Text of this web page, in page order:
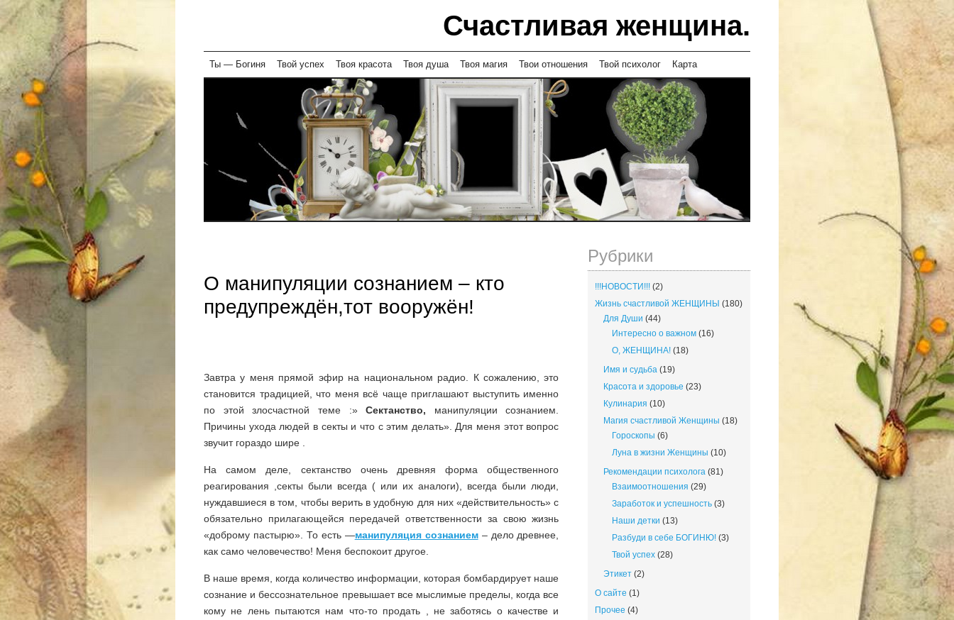
Счастливая женщина.
Skip
content
Ты — Богиня Твой успех Твоя красота Твоя душа Твоя магия Твои отношения Твой психолог Карта
О манипуляции сознанием – кто
предупреждён,тот вооружён!
Завтра у меня прямой эфир на национальном радио. К сожалению, это
становится традицией, что меня всё чаще приглашают выступить именно
по этой злосчастной теме :»Сектанство, манипуляции сознанием.
Причины ухода людей в секты и что с этим делать». Для меня этот вопрос
звучит гораздо шире .
На самом деле, сектанство очень древняя форма общественного
реагирования ,секты были всегда ( или их аналоги), всегда были люди,
нуждавшиеся в том, чтобы верить в удобную для них «действительность» с
обязательно прилагающейся передачей ответственности за свою жизнь
«доброму пастырю». То есть —манипуляция сознанием– дело древнее,
как само человечество! Меня беспокоит другое.
В наше время, когда количество информации, которая бомбардирует наше
сознание и бессознательное превышает все мыслимые пределы, когда все
кому не лень пытаются нам что-то продать , не заботясь о качестве и
Рубрики
!!!НОВОСТИ!!!(2)
Жизнь счастливой ЖЕНЩИНЫ (180)
Для Души (44)
Интересно о важном(16)
О, ЖЕНЩИНА!(18)
Имя и судьба(19)
Красота и здоровье (23)
Кулинария (10)
Магия счастливой Женщины (18)
Гороскопы (6)
Луна в жизни Женщины (10)
Рекомендации психолога(81)
Взаимоотношения (29)
Заработок и успешность(3)
Наши детки (13)
Разбуди в себе БОГИНЮ!(3)
Твой успех(28)
Этикет(2)
О сайте (1)
Прочее (4)